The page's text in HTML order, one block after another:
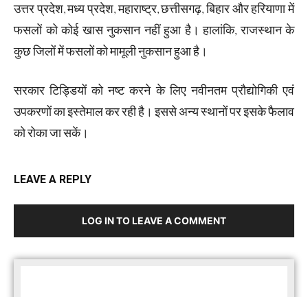
उत्तर प्रदेश, मध्य प्रदेश, महाराष्ट्र, छत्तीसगढ़, बिहार और हरियाणा में
फसलों को कोई खास नुकसान नहीं हुआ है। हालांकि, राजस्थान के
कुछ जिलों में फसलों को मामूली नुकसान हुआ है।
सरकार टिड्डियों को नष्ट करने के लिए नवीनतम प्रौद्योगिकी एवं
उपकरणों का इस्तेमाल कर रही है। इससे अन्य स्थानों पर इसके फैलाव
को रोका जा सकें।
LEAVE A REPLY
LOG IN TO LEAVE A COMMENT